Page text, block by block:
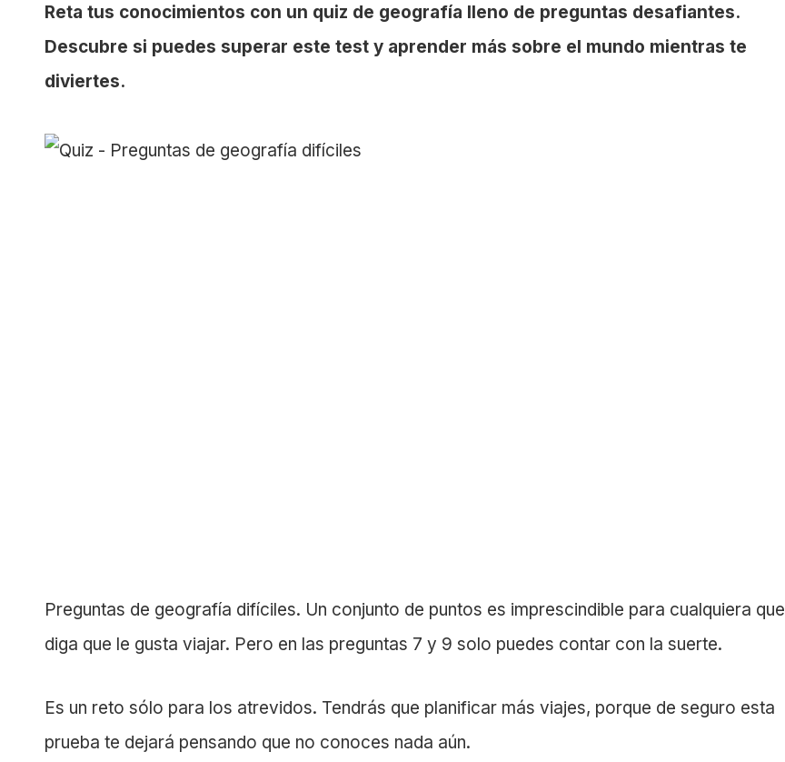
Reta tus conocimientos con un quiz de geografía lleno de preguntas desafiantes.
Descubre si puedes superar este test y aprender más sobre el mundo mientras te
diviertes.
Preguntas de geografía difíciles. Un conjunto de puntos es imprescindible para cualquiera que
diga que le gusta viajar. Pero en las preguntas 7 y 9 solo puedes contar con la suerte.
Es un reto sólo para los atrevidos. Tendrás que planificar más viajes, porque de seguro esta
prueba te dejará pensando que no conoces nada aún.